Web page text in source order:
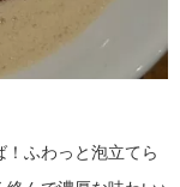
！ふわっと泡立てら